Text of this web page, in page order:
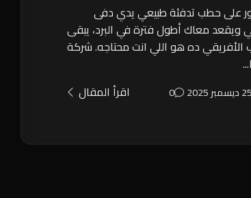
على حطب تدفئة طبيعي يدي دفى
ويقعد معاك أطول فترة في البرد، يبقى
الأفريقي ده هو اللي انت محتاجه. شركة
25 ديسمبر 2025 0 اقرأ المقال